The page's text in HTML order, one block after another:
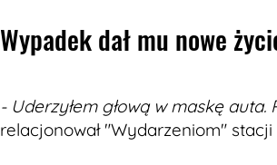
Wypadek dał mu nowe
- Uderzyłem głową w maskę
relacjonował "Wydarzeniom"